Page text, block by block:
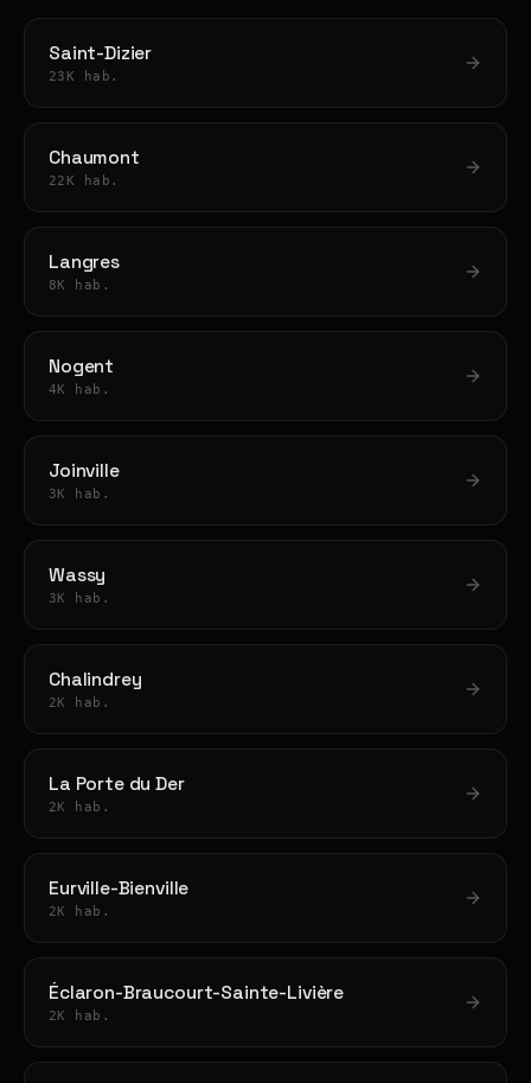
Saint-Dizier
23K hab.
Chaumont
22K hab.
Langres
8K hab.
Nogent
4K hab.
Joinville
3K hab.
Wassy
3K hab.
Chalindrey
2K hab.
La Porte du Der
2K hab.
Eurville-Bienville
2K hab.
Éclaron-Braucourt-Sainte-Livière
2K hab.